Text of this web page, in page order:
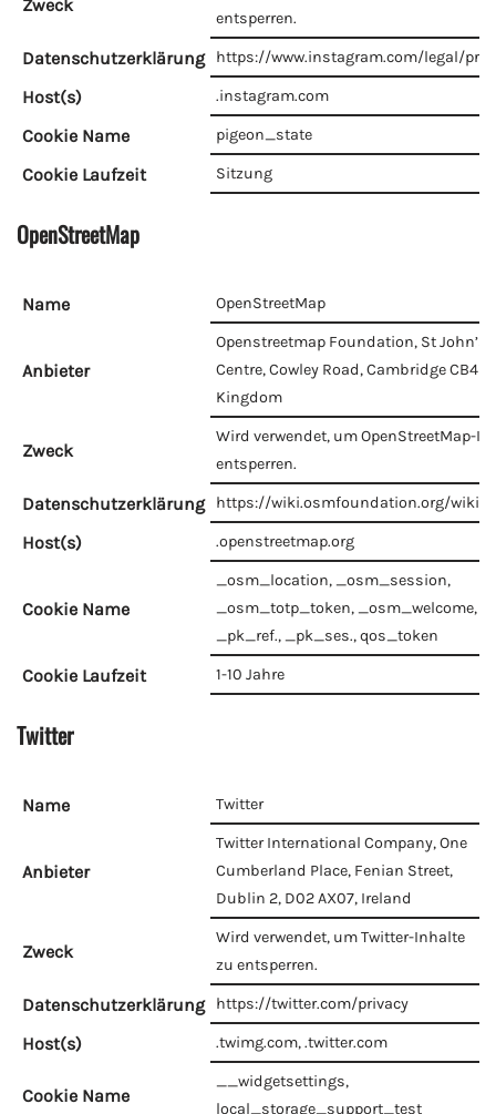
Zweck
entsperren.
Datenschutzerklärung https://www.instagram.com/legal/
Host(s) .instagram.com
Cookie Name pigeon_state
Cookie Laufzeit Sitzung
OpenStreetMap
Name OpenStreetMap
Anbieter
Openstreetmap Foundation, St John’s
Centre, Cowley Road, Cambridge CB4
Kingdom
Zweck
Wird verwendet, um OpenStreetMap-
entsperren.
Datenschutzerklärung https://wiki.osmfoundation.org/wiki/
Host(s) .openstreetmap.org
Cookie Name
_osm_location, _osm_session,
_osm_totp_token, _osm_welcome,
_pk_ref., _pk_ses., qos_token
Cookie Laufzeit 1-10 Jahre
Twitter
Name Twitter
Anbieter
Twitter International Company, One
Cumberland Place, Fenian Street,
Dublin 2, D02 AX07, Ireland
Zweck
Wird verwendet, um Twitter-Inhalte
zu entsperren.
Datenschutzerklärung https://twitter.com/privacy
Host(s) .twimg.com, .twitter.com
Cookie Name
__widgetsettings,
local_storage_support_test